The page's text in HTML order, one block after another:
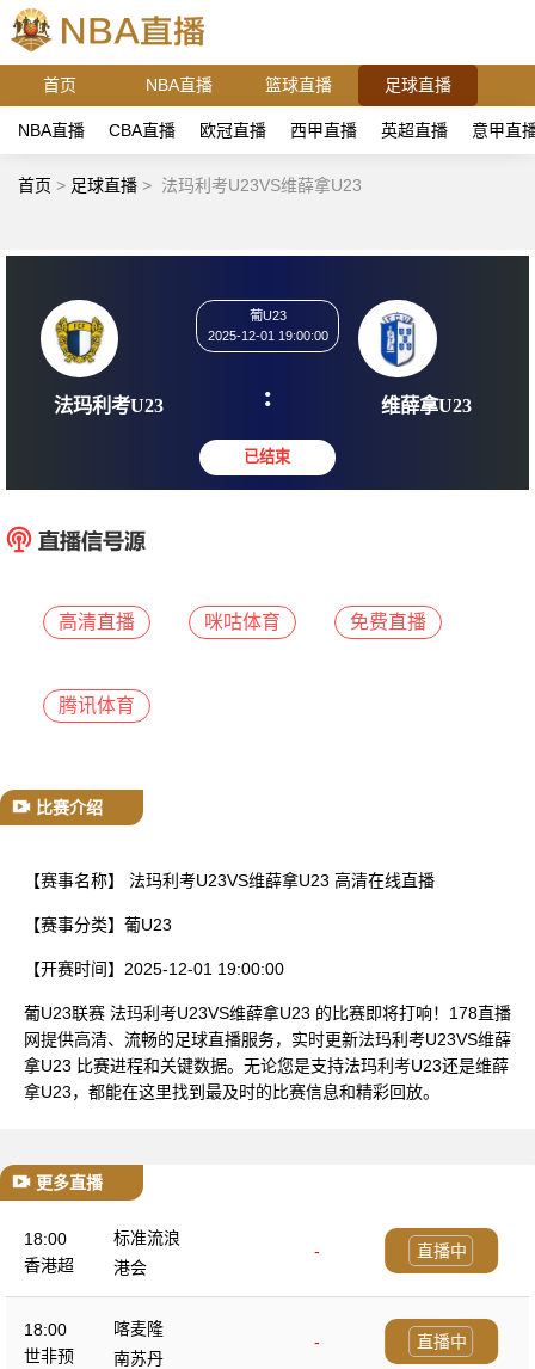
首页 NBA直播 篮球直播 足球直播
NBA直播 CBA直播 欧冠直播 西甲直播 英超直播 意甲直
首页 > 足球直播 > 法玛利考U23VS维薛拿U23
法玛利考U23
2025-12-01 19:00:00
: 维薛
高清直播 咪咕体育 免费直播
腾讯体育
比赛介绍
【赛事名称】 法玛利考U23VS维薛拿U23 高清在线直播
【赛事分类】 葡U23
【开赛时间】 2025-12-01 19:00:00
葡U23联赛 法玛利考U23VS维薛拿U23 的比赛即将打响！178直播
网提供高清、流畅的足球直播服务，实时更新法玛利考U23VS维薛
拿U23 比赛进程和关键数据。无论您是支持法玛利考U23还是维薛
拿U23，都能在这里找到最及时的比赛信息和精彩回放。
更多直播
18:00
香港超
标准流浪
-
港会
直播中
18:00
世非预
喀麦隆
-
南苏丹
直播中